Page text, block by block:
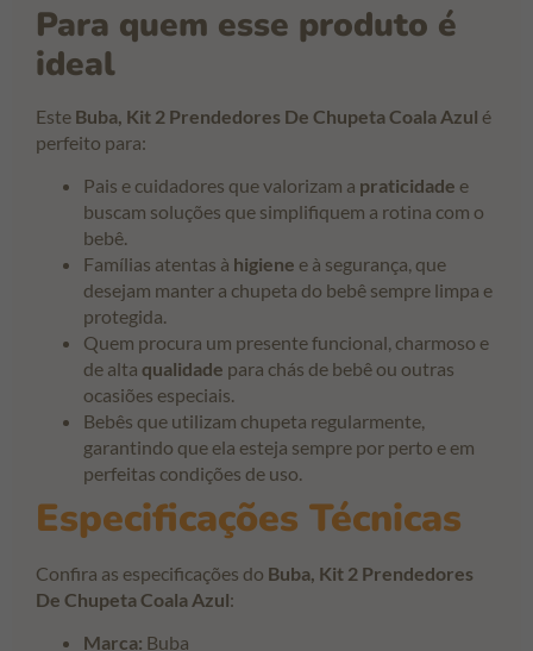
Para quem esse produto é
ideal
Este Buba, Kit 2 Prendedores De Chupeta Coala Azul é
perfeito para:
Pais e cuidadores que valorizam a praticidade e
buscam soluções que simplifiquem a rotina com o
bebê.
Famílias atentas à higiene e à segurança, que
desejam manter a chupeta do bebê sempre limpa e
protegida.
Quem procura um presente funcional, charmoso e
de alta qualidade para chás de bebê ou outras
ocasiões especiais.
Bebês que utilizam chupeta regularmente,
garantindo que ela esteja sempre por perto e em
perfeitas condições de uso.
Especificações Técnicas
Confira as especificações do Buba, Kit 2 Prendedores
De Chupeta Coala Azul:
Marca: Buba